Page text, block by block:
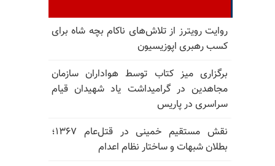
روایت رویترز از تلاش‌های ناکام بچه شاه برای
کسب رهبری اپوزیسیون
برگزاری میز کتاب توسط هواداران سازمان
مجاهدین در گرامیداشت یاد شهیدان قیام
سراسری در پاریس
نقش مستقیم خمینی در قتل‌عام ۱۳۶۷؛
بطلان شبهات و ساختار نظام اعدام